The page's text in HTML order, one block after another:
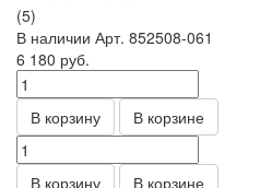
(5)
В наличии Арт. 852508-061
6 180 руб.
В корзину В корзине
В корзину В корзине